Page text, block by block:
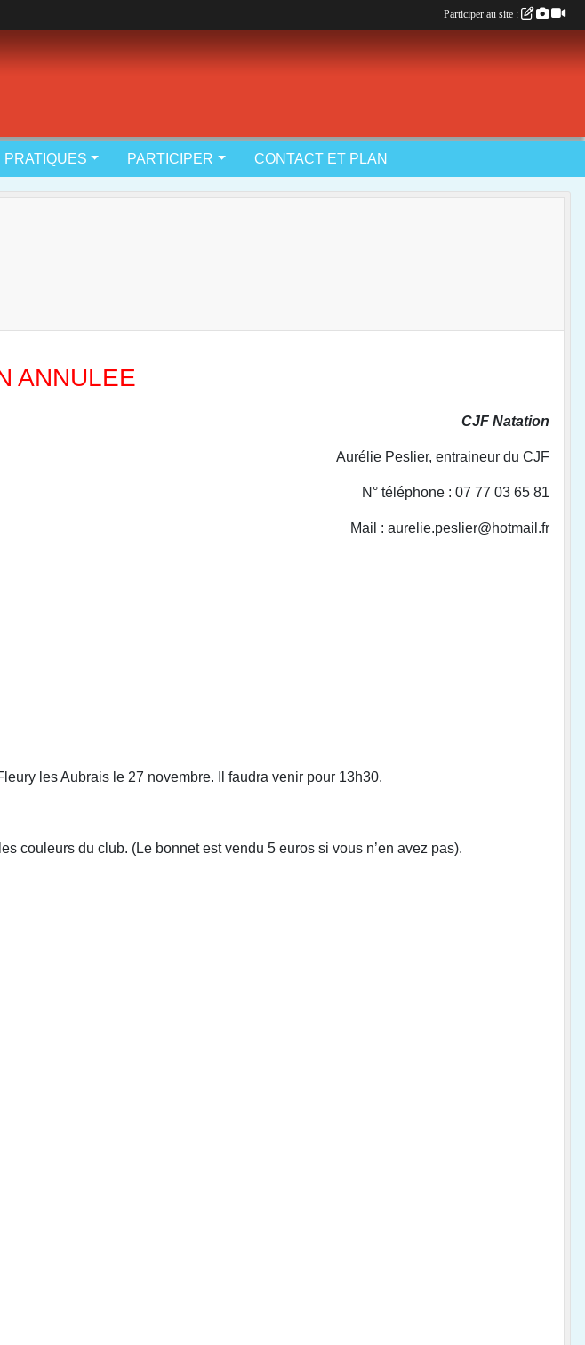
PRATIQUES PARTICIPER CONTACT ET PLAN
ANNULEE
CJF Natation
Aurélie Peslier, entraineur du CJF
N° téléphone : 07 77 03 65 81
Mail : aurelie.peslier@hotmail.fr
les Aubrais le 27 novembre. Il faudra venir pour 13h30.
couleurs du club. (Le bonnet est vendu 5 euros si vous n’en avez pas).
Participer au site :